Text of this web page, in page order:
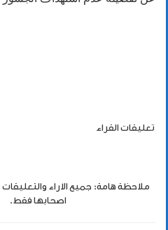
تعليقات القراء
ملاحظة هامة: جميع الاراء
اصحابها فقط.